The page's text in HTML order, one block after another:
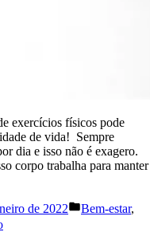
exercícios físicos pode
de vida! Sempre
dia e isso não é exagero.
corpo trabalha para manter
de 2022 Bem-estar,